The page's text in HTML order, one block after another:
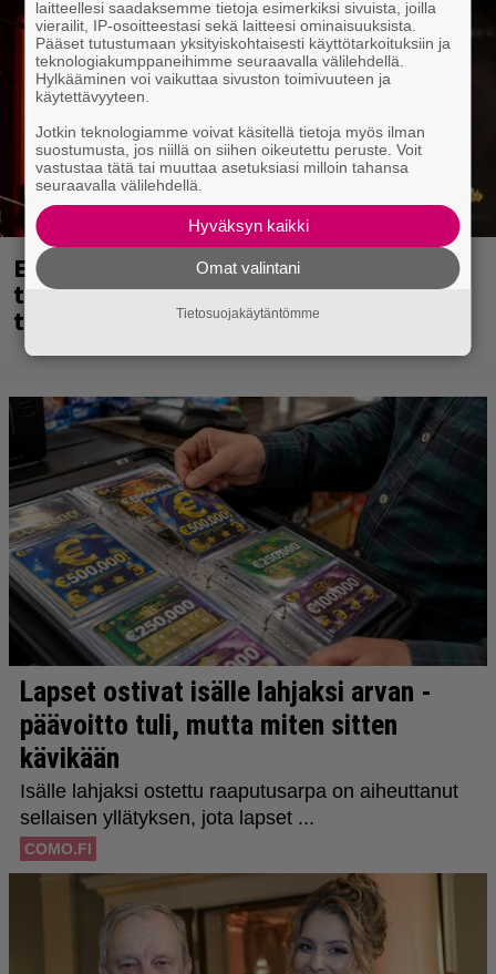
Eppu Normaalin viimeinen keikka
tänään – katso kuvagalleria torstailta
täältä
laitteellesi saadaksemme tietoja esimerkiksi sivuista, joilla
vierailit, IP-osoitteestasi sekä laitteesi ominaisuuksista.
Pääset tutustumaan yksityiskohtaisesti käyttötarkoituksiin ja
teknologiakumppaneihimme seuraavalla välilehdellä.
Hylkääminen voi vaikuttaa sivuston toimivuuteen ja
käytettävyyteen.
Jotkin teknologiamme voivat käsitellä tietoja myös ilman
suostumusta, jos niillä on siihen oikeutettu peruste. Voit
vastustaa tätä tai muuttaa asetuksiasi milloin tahansa
seuraavalla välilehdellä.
Hyväksyn kaikki
Omat valintani
Tietosuojakäytäntömme